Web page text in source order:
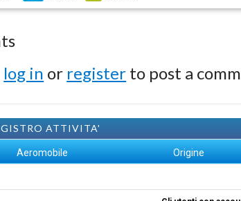
log in or register to post a
ATTIVITA'
Aeromobile Origine